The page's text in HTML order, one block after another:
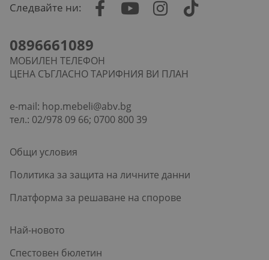
Следвайте ни:
0896661089
МОБИЛЕН ТЕЛЕФОН
ЦЕНА СЪГЛАСНО ТАРИФНИЯ ВИ ПЛАН
e-mail: hop.mebeli@abv.bg
тел.: 02/978 09 66; 0700 800 39
Общи условия
Политика за защита на личните данни
Платформа за решаване на спорове
Най-новото
Спестовен бюлетин